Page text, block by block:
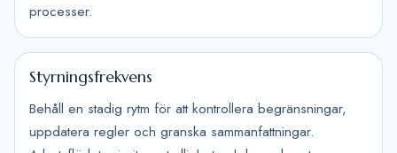
processer.
Styrningsfrekvens
Behåll en stadig rytm för att kontrollera begränsningar,
uppdatera regler och granska sammanfattningar.